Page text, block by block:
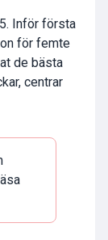
Inför första
för femte
de bästa
centrar